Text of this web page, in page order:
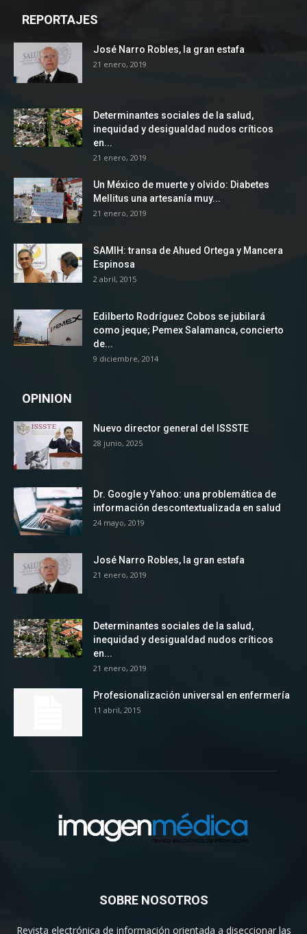
REPORTAJES
José Narro Robles, la gran estafa
21 enero, 2019
Determinantes sociales de la salud,
inequidad y desigualdad nudos críticos
en...
21 enero, 2019
Un México de muerte y olvido: Diabetes
Mellitus una artesanía muy...
21 enero, 2019
SAMIH: transa de Ahued Ortega y Mancera
Espinosa
2 abril, 2015
Edilberto Rodríguez Cobos se jubilará
como jeque; Pemex Salamanca, concierto
de...
9 diciembre, 2014
OPINION
Nuevo director general del ISSSTE
28 junio, 2025
Dr. Google y Yahoo: una problemática de
información descontextualizada en salud
24 mayo, 2019
José Narro Robles, la gran estafa
21 enero, 2019
Determinantes sociales de la salud,
inequidad y desigualdad nudos críticos
en...
21 enero, 2019
Profesionalización universal en enfermería
11 abril, 2015
SOBRE NOSOTROS
Revista electrónica de información orientada a diseccionar las